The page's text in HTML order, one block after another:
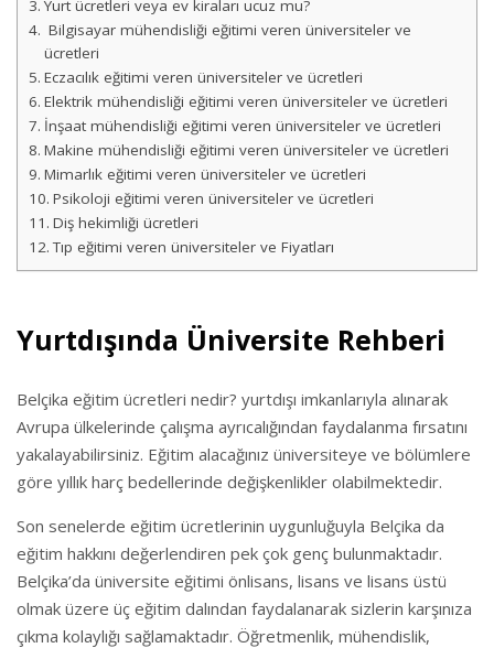
Yurt ücretleri veya ev kiraları ucuz mu?
Bilgisayar mühendisliği eğitimi veren üniversiteler ve
ücretleri
Eczacılık eğitimi veren üniversiteler ve ücretleri
Elektrik mühendisliği eğitimi veren üniversiteler ve ücretleri
İnşaat mühendisliği eğitimi veren üniversiteler ve ücretleri
Makine mühendisliği eğitimi veren üniversiteler ve ücretleri
Mimarlık eğitimi veren üniversiteler ve ücretleri
Psikoloji eğitimi veren üniversiteler ve ücretleri
Diş hekimliği ücretleri
Tıp eğitimi veren üniversiteler ve Fiyatları
Yurtdışında Üniversite Rehberi
Belçika eğitim ücretleri nedir? yurtdışı imkanlarıyla alınarak
Avrupa ülkelerinde çalışma ayrıcalığından faydalanma fırsatını
yakalayabilirsiniz. Eğitim alacağınız üniversiteye ve bölümlere
göre yıllık harç bedellerinde değişkenlikler olabilmektedir.
Son senelerde eğitim ücretlerinin uygunluğuyla Belçika da
eğitim hakkını değerlendiren pek çok genç bulunmaktadır.
Belçika’da üniversite eğitimi önlisans, lisans ve lisans üstü
olmak üzere üç eğitim dalından faydalanarak sizlerin karşınıza
çıkma kolaylığı sağlamaktadır. Öğretmenlik, mühendislik,